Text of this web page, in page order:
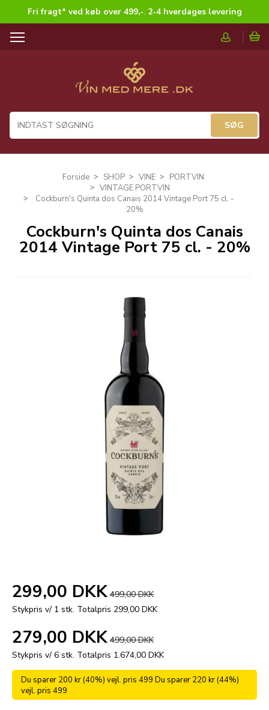
Fri fragt* ved køb over 499,-. 2-4 hverdages levering
T
a
i
Forside SHOP VINE
PORTVIN
VINTAGE PORTVIN
Cockburn's Quinta dos Canais 2014 Vintage Port 75 cl. -
20%
Cockburn's Quinta dos Canais
2014 Vintage Port 75 cl. - 20%
299,00 DKK 499,00 DKK
Stykpris v/ 1 stk. Totalpris 299,00 DKK
279,00 DKK 499,00 DKK
Stykpris v/ 6 stk. Totalpris 1.674,00 DKK
Du sparer 200 kr (40%) vejl. pris 499 Du sparer 220 kr (44%)
vejl. pris 499